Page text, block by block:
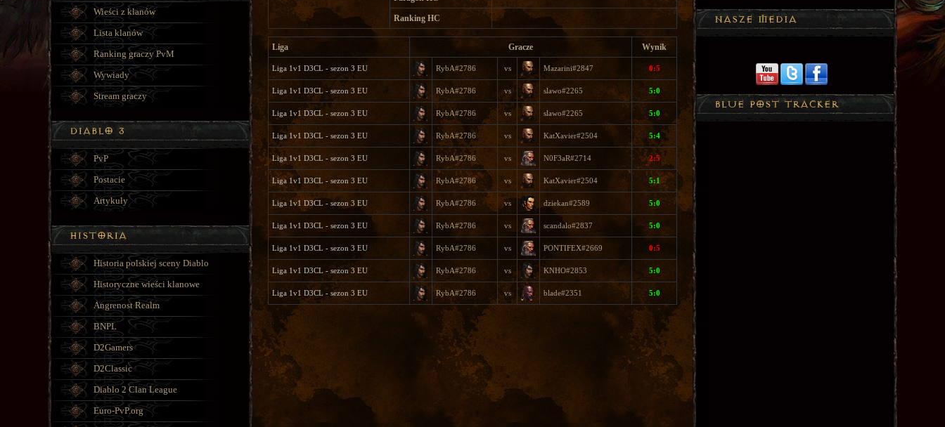
Ranking HC
Liga Gracze Wynik
Liga 1v1 D3CL - sezon 3 EU RybA#2786 vs Mazarini#2847 0:5
Liga 1v1 D3CL - sezon 3 EU RybA#2786 vs slawo#2265 5:0
Liga 1v1 D3CL - sezon 3 EU RybA#2786 vs slawo#2265 5:0
Liga 1v1 D3CL - sezon 3 EU RybA#2786 vs KatXavier#2504 5:4
Liga 1v1 D3CL - sezon 3 EU RybA#2786 vs N0F3aR#2714 2:5
Liga 1v1 D3CL - sezon 3 EU RybA#2786 vs KatXavier#2504 5:1
Liga 1v1 D3CL - sezon 3 EU RybA#2786 vs dziekan#2589 5:0
Liga 1v1 D3CL - sezon 3 EU RybA#2786 vs scandalo#2837 5:0
Liga 1v1 D3CL - sezon 3 EU RybA#2786 vs PONTIFEX#2669 0:5
Liga 1v1 D3CL - sezon 3 EU RybA#2786 vs KNHO#2853 5:0
Liga 1v1 D3CL - sezon 3 EU RybA#2786 vs blade#2351 5:0
Wieści z klanów
Lista klanów
Ranking graczy PvM
Wywiady
Stream graczy
PvP
Postacie
Artykuły
Historia polskiej sceny Diablo
Historyczne wieści klanowe
Angrenost Realm
BNPL
D2Gamers
D2Classic
Diablo 2 Clan League
Euro-PvP.org